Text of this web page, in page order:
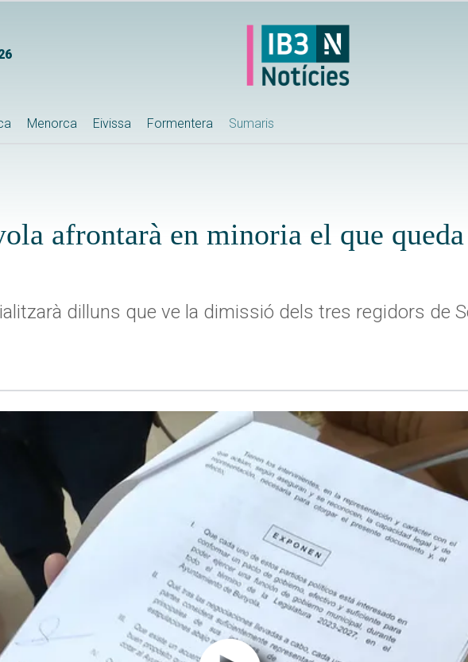
Menorca Eivissa Formentera Sumaris
afrontarà en minoria el que
dilluns que ve la dimissió dels tres regidors de